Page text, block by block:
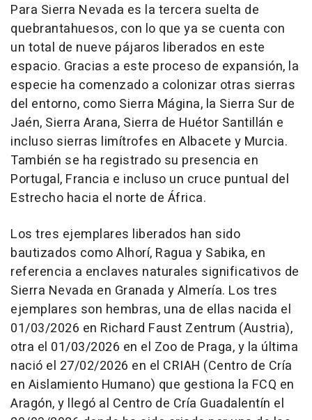
Para Sierra Nevada es la tercera suelta de
quebrantahuesos, con lo que ya se cuenta con
un total de nueve pájaros liberados en este
espacio. Gracias a este proceso de expansión, la
especie ha comenzado a colonizar otras sierras
del entorno, como Sierra Mágina, la Sierra Sur de
Jaén, Sierra Arana, Sierra de Huétor Santillán e
incluso sierras limítrofes en Albacete y Murcia.
También se ha registrado su presencia en
Portugal, Francia e incluso un cruce puntual del
Estrecho hacia el norte de África.
Los tres ejemplares liberados han sido
bautizados como Alhorí, Ragua y Sabika, en
referencia a enclaves naturales significativos de
Sierra Nevada en Granada y Almería. Los tres
ejemplares son hembras, una de ellas nacida el
01/03/2026 en Richard Faust Zentrum (Austria),
otra el 01/03/2026 en el Zoo de Praga, y la última
nació el 27/02/2026 en el CRIAH (Centro de Cría
en Aislamiento Humano) que gestiona la FCQ en
Aragón, y llegó al Centro de Cría Guadalentín el